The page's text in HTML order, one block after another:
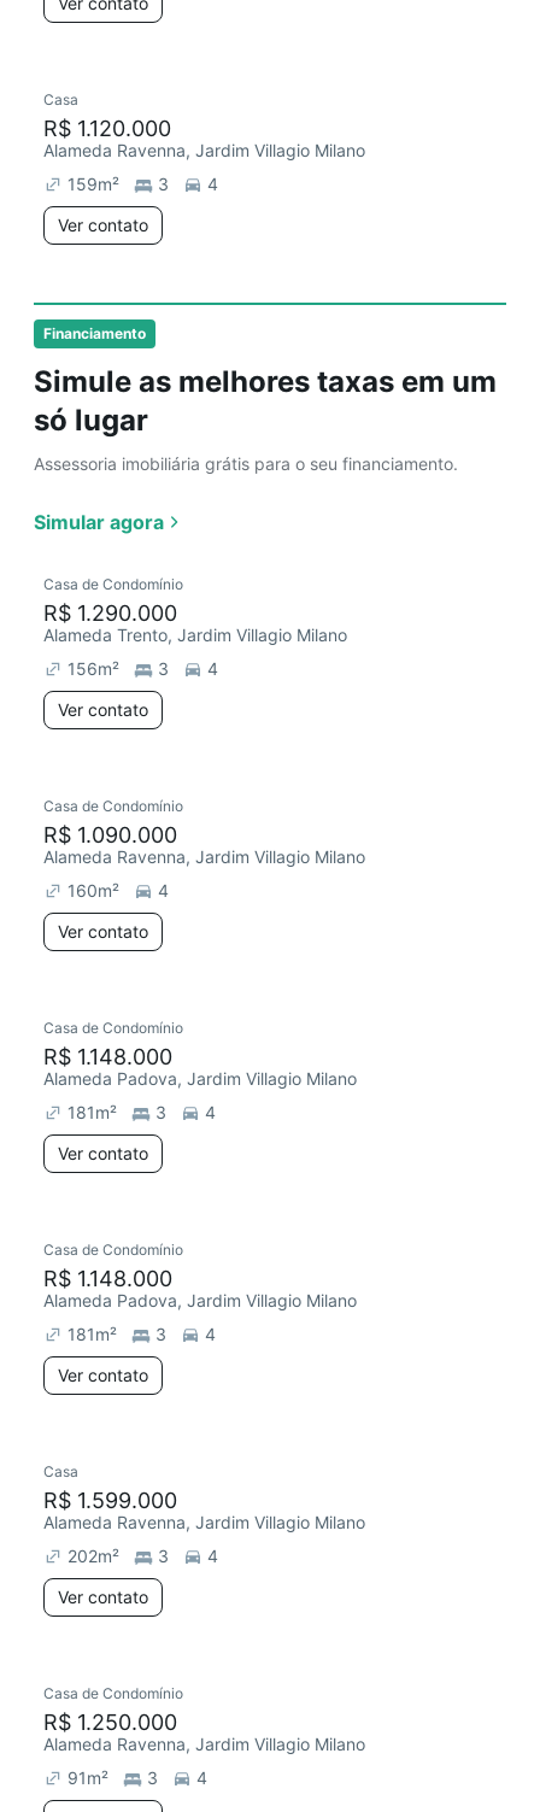
Financiamento
Simule as melhores taxas em um
só lugar
Assessoria imobiliária grátis para o seu financiamento.
Simular agora
Casa
R$ 1.120.000
Alameda Ravenna, Jardim Villagio Milano
159m² 3
4
Ver contato
Casa de Condomínio
R$ 1.290.000
Alameda Trento, Jardim Villagio Milano
156m² 3
4
Ver contato
Casa de Condomínio
R$ 1.090.000
Alameda Ravenna, Jardim Villagio Milano
160m²
4
Ver contato
Casa de Condomínio
R$ 1.148.000
Alameda Padova, Jardim Villagio Milano
181m² 3
4
Ver contato
Casa de Condomínio
R$ 1.148.000
Alameda Padova, Jardim Villagio Milano
181m² 3
4
Ver contato
Casa
R$ 1.599.000
Alameda Ravenna, Jardim Villagio Milano
202m² 3
4
Ver contato
Casa de Condomínio
R$ 1.250.000
Alameda Ravenna, Jardim Villagio Milano
91m² 3
4